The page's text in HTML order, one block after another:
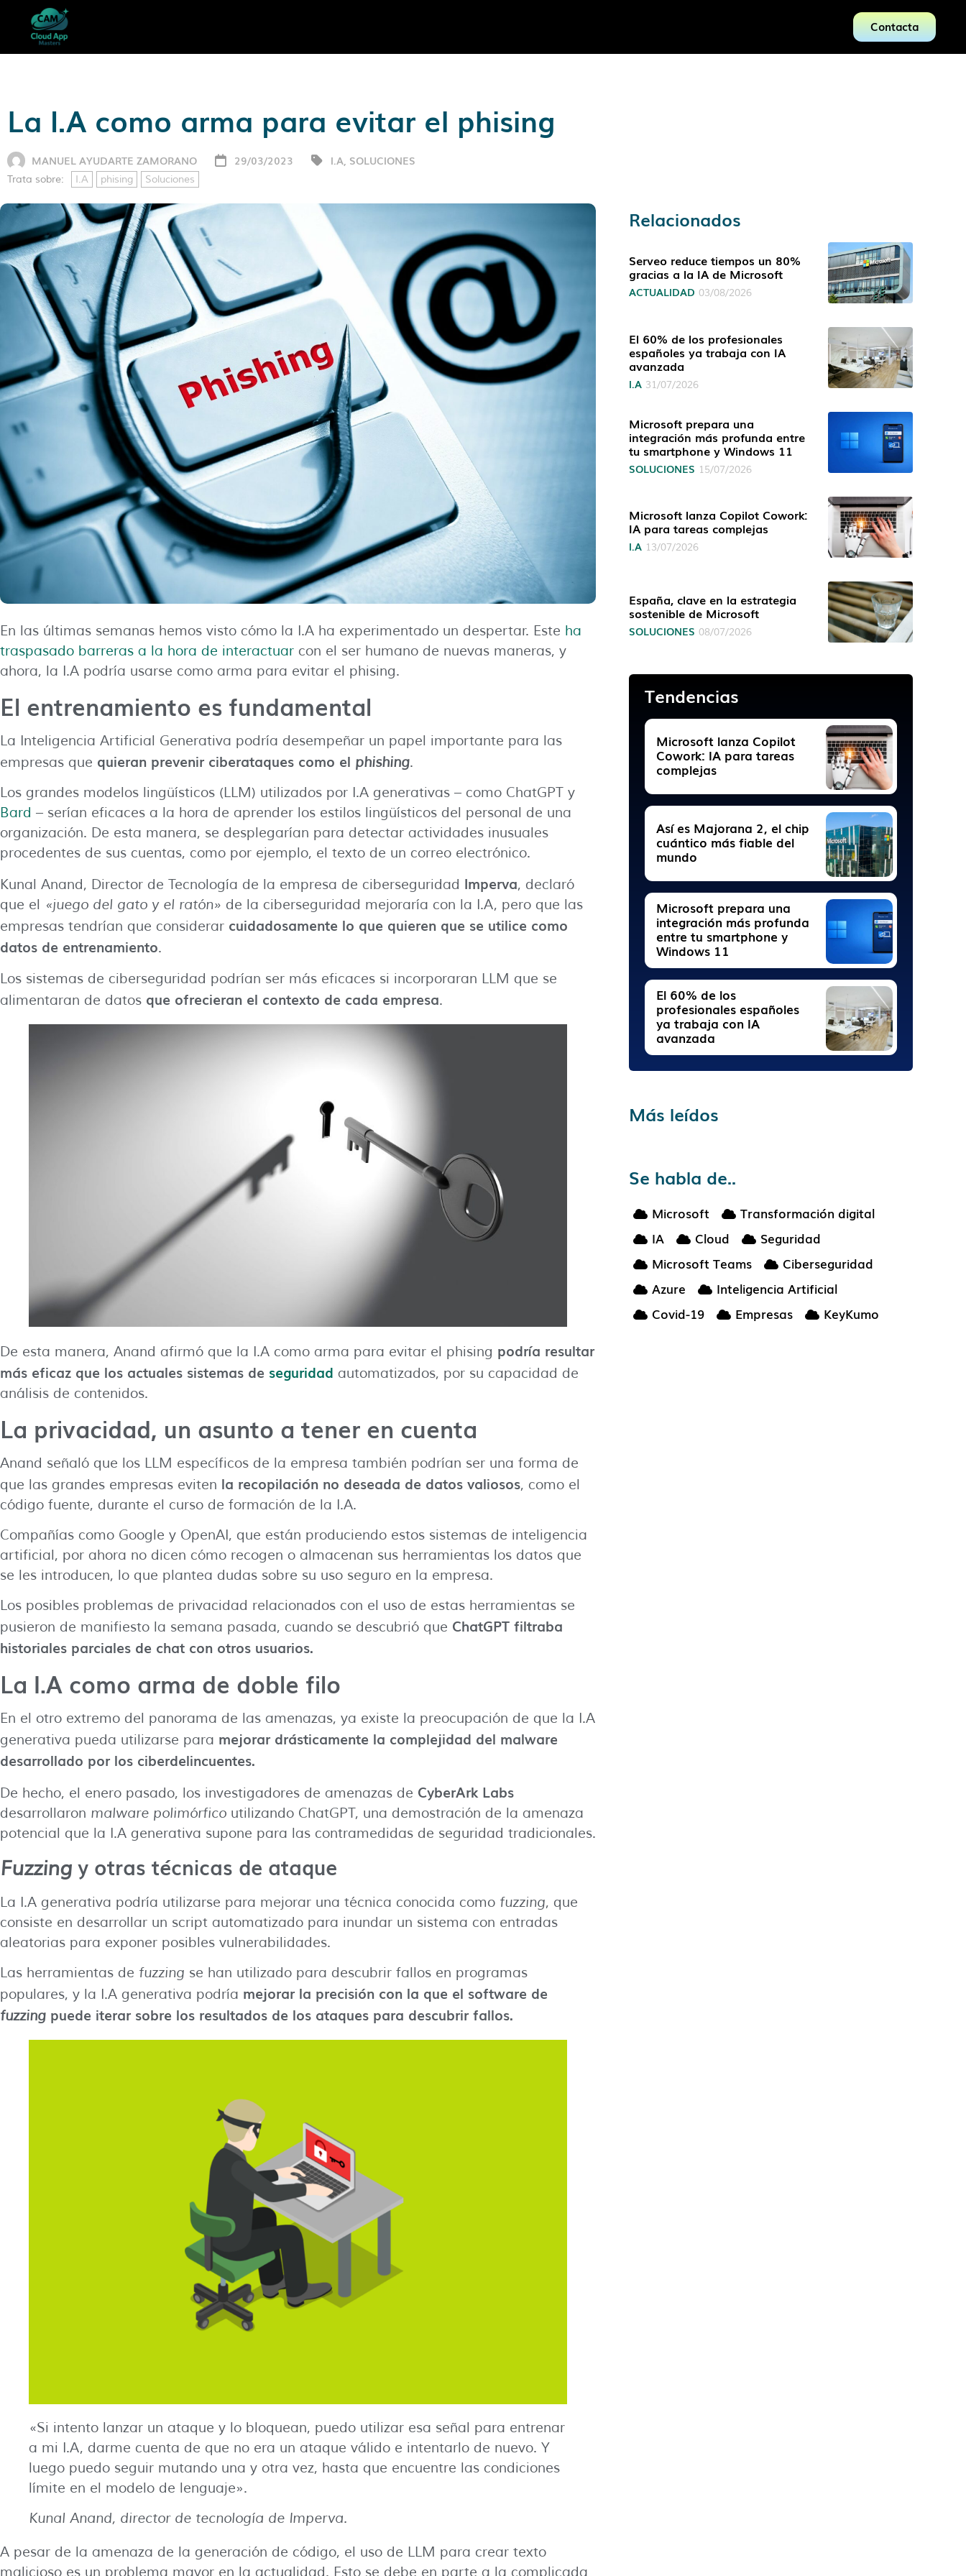
Contacta
La I.A como arma para evitar el phising
MANUEL AYUDARTE ZAMORANO 29/03/2023 I.A, SOLUCIONES
Trata sobre: I.A phising Soluciones
En las últimas semanas hemos visto cómo la I.A ha experimentado un despertar. Este ha
traspasado barreras a la hora de interactuar con el ser humano de nuevas maneras, y
ahora, la I.A podría usarse como arma para evitar el phising.
El entrenamiento es fundamental
La Inteligencia Artificial Generativa podría desempeñar un papel importante para las
empresas que quieran prevenir ciberataques como el phishing.
Los grandes modelos lingüísticos (LLM) utilizados por I.A generativas – como ChatGPT y
Bard – serían eficaces a la hora de aprender los estilos lingüísticos del personal de una
organización. De esta manera, se desplegarían para detectar actividades inusuales
procedentes de sus cuentas, como por ejemplo, el texto de un correo electrónico.
Kunal Anand, Director de Tecnología de la empresa de ciberseguridad Imperva, declaró
que el «juego del gato y el ratón» de la ciberseguridad mejoraría con la I.A, pero que las
empresas tendrían que considerar cuidadosamente lo que quieren que se utilice como
datos de entrenamiento.
Los sistemas de ciberseguridad podrían ser más eficaces si incorporaran LLM que se
alimentaran de datos que ofrecieran el contexto de cada empresa.
De esta manera, Anand afirmó que la I.A como arma para evitar el phising podría resultar
más eficaz que los actuales sistemas de seguridad automatizados, por su capacidad de
análisis de contenidos.
La privacidad, un asunto a tener en cuenta
Anand señaló que los LLM específicos de la empresa también podrían ser una forma de
que las grandes empresas eviten la recopilación no deseada de datos valiosos, como el
código fuente, durante el curso de formación de la I.A.
Compañías como Google y OpenAI, que están produciendo estos sistemas de inteligencia
artificial, por ahora no dicen cómo recogen o almacenan sus herramientas los datos que
se les introducen, lo que plantea dudas sobre su uso seguro en la empresa.
Los posibles problemas de privacidad relacionados con el uso de estas herramientas se
pusieron de manifiesto la semana pasada, cuando se descubrió que ChatGPT filtraba
historiales parciales de chat con otros usuarios.
La I.A como arma de doble filo
En el otro extremo del panorama de las amenazas, ya existe la preocupación de que la I.A
generativa pueda utilizarse para mejorar drásticamente la complejidad del malware
desarrollado por los ciberdelincuentes.
De hecho, el enero pasado, los investigadores de amenazas de CyberArk Labs
desarrollaron malware polimórfico utilizando ChatGPT, una demostración de la amenaza
potencial que la I.A generativa supone para las contramedidas de seguridad tradicionales.
Fuzzing y otras técnicas de ataque
La I.A generativa podría utilizarse para mejorar una técnica conocida como fuzzing, que
consiste en desarrollar un script automatizado para inundar un sistema con entradas
aleatorias para exponer posibles vulnerabilidades.
Las herramientas de fuzzing se han utilizado para descubrir fallos en programas
populares, y la I.A generativa podría mejorar la precisión con la que el software de
fuzzing puede iterar sobre los resultados de los ataques para descubrir fallos.
«Si intento lanzar un ataque y lo bloquean, puedo utilizar esa señal para entrenar
a mi I.A, darme cuenta de que no era un ataque válido e intentarlo de nuevo. Y
luego puedo seguir mutando una y otra vez, hasta que encuentre las condiciones
límite en el modelo de lenguaje».
Kunal Anand, director de tecnología de Imperva.
A pesar de la amenaza de la generación de código, el uso de LLM para crear texto
Relacionados
Serveo reduce tiempos un 80%
gracias a la IA de Microsoft
ACTUALIDAD 03/08/2026
El 60% de los profesionales
españoles ya trabaja con IA
avanzada
I.A 31/07/2026
Microsoft prepara una
integración más profunda entre
tu smartphone y Windows 11
SOLUCIONES 15/07/2026
Microsoft lanza Copilot Cowork:
IA para tareas complejas
I.A 13/07/2026
España, clave en la estrategia
sostenible de Microsoft
SOLUCIONES 08/07/2026
Tendencias
Microsoft lanza Copilot
Cowork: IA para tareas
complejas
Así es Majorana 2, el chip
cuántico más fiable del
mundo
Microsoft prepara una
integración más profunda
entre tu smartphone y
Windows 11
El 60% de los
profesionales españoles
ya trabaja con IA
avanzada
Más leídos
Se habla de..
Microsoft
Transformación digital
IA
Cloud
Seguridad
Microsoft Teams
Ciberseguridad
Azure
Inteligencia Artificial
Covid-19
Empresas KeyKumo